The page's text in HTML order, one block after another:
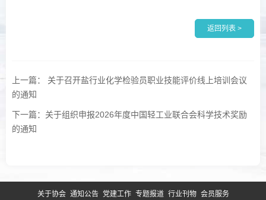
返回列表 >
上一篇： 关于召开盐行业化学检验员职业技能评价线上培训会议
的通知
下一篇：关于组织申报2026年度中国轻工业联合会科学技术奖励
的通知
关于协会 通知公告 党建工作 专题报道 行业刊物 会员服务